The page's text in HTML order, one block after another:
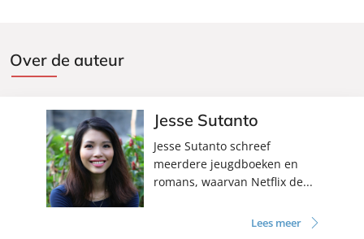
Over de auteur
Jesse Sutanto
Jesse Sutanto schreef
meerdere jeugdboeken en
romans, waarvan Netflix de...
Lees meer